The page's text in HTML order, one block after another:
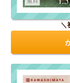
＼